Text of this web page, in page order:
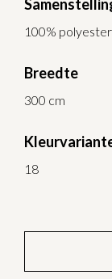
100%
Breedte
300 cm
18